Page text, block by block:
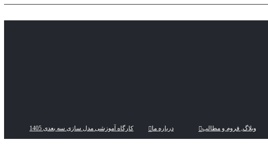
وبلاگ, فروم و مطالب درباره ما کارگاه آموزشی مدل سازی سه بعدی 1405